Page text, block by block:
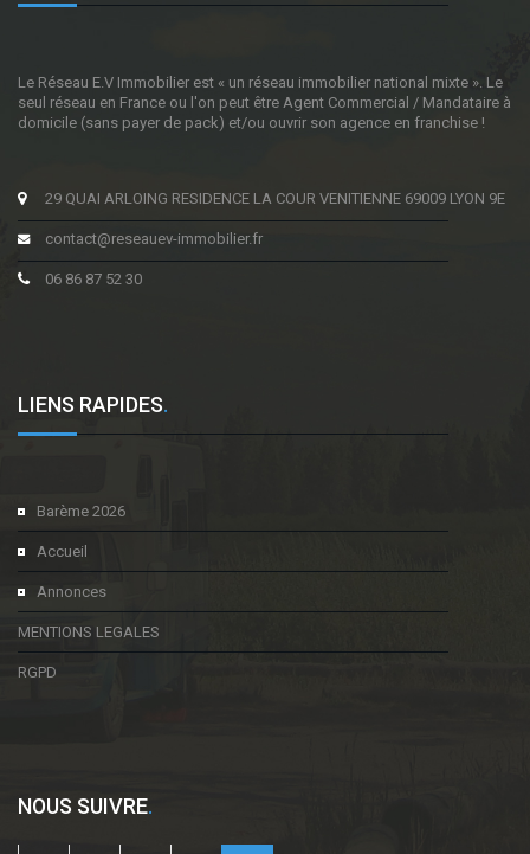
Le Réseau E.V Immobilier est « un réseau immobilier national mixte ». Le
seul réseau en France ou l'on peut être Agent Commercial / Mandataire à
domicile (sans payer de pack) et/ou ouvrir son agence en franchise !
29 QUAI ARLOING RESIDENCE LA COUR VENITIENNE 69009 LYON 9E
contact@reseauev-immobilier.fr
06 86 87 52 30
LIENS RAPIDES.
Barème 2026
Accueil
Annonces
MENTIONS LEGALES
RGPD
NOUS SUIVRE.